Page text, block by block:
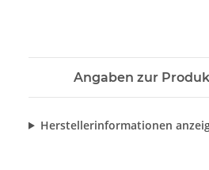
Angaben zur
Herstellerinformationen